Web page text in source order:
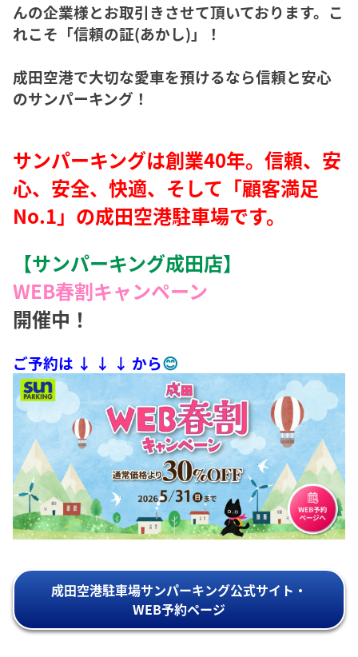
んの企業様とお取引きさせて頂いております。こ
れこそ「信頼の証(あかし)」！
成田空港で大切な愛車を預けるなら信頼と安心
のサンパーキング！
サンパーキングは創業40年。信頼、安
心、安全、快適、そして「顧客満足
No.1」の成田空港駐車場です。
【サンパーキング成田店】
WEB春割キャンペーン
開催中！
ご予約は ↓ ↓ ↓ から😊
成田空港駐車場サンパーキング公式サイト・
WEB予約ページ